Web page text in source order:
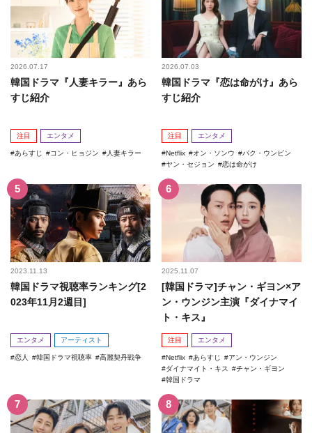
2026.07.17
韓国ドラマ『人妻キラー』あら
すじ紹介
注目 エンタメ
あらすじ コン・ヒョジン 人妻キラー
2026.07.03
韓国ドラマ『恋は命がけ』あら
すじ紹介
注目 エンタメ
Netflix オン・ソンウ
パク・ウンビン
ヤン・セジョン
恋は命がけ
2023.11.13
韓国ドラマ視聴率ランキング[2
023年11月2週目]
エンタメ アーティスト
恋人 韓国ドラマ視聴率 高麗契丹戦争
2025.11.07
[韓国ドラマ]チャン・ギヨン×ア
ン・ウンジン主演『ダイナマイ
ト・キス』
注目 エンタメ
Netflix あらすじ
アン・ウンジン
ダイナマイト・キス
チャン・ギヨン
韓国ドラマ